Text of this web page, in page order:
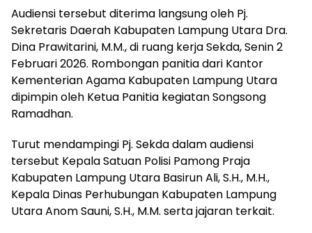
Audiensi tersebut diterima langsung oleh Pj.
Sekretaris Daerah Kabupaten Lampung Utara Dra.
Dina Prawitarini, M.M., di ruang kerja Sekda, Senin 2
Februari 2026. Rombongan panitia dari Kantor
Kementerian Agama Kabupaten Lampung Utara
dipimpin oleh Ketua Panitia kegiatan Songsong
Ramadhan.
Turut mendampingi Pj. Sekda dalam audiensi
tersebut Kepala Satuan Polisi Pamong Praja
Kabupaten Lampung Utara Basirun Ali, S.H., M.H.,
Kepala Dinas Perhubungan Kabupaten Lampung
Utara Anom Sauni, S.H., M.M. serta jajaran terkait.